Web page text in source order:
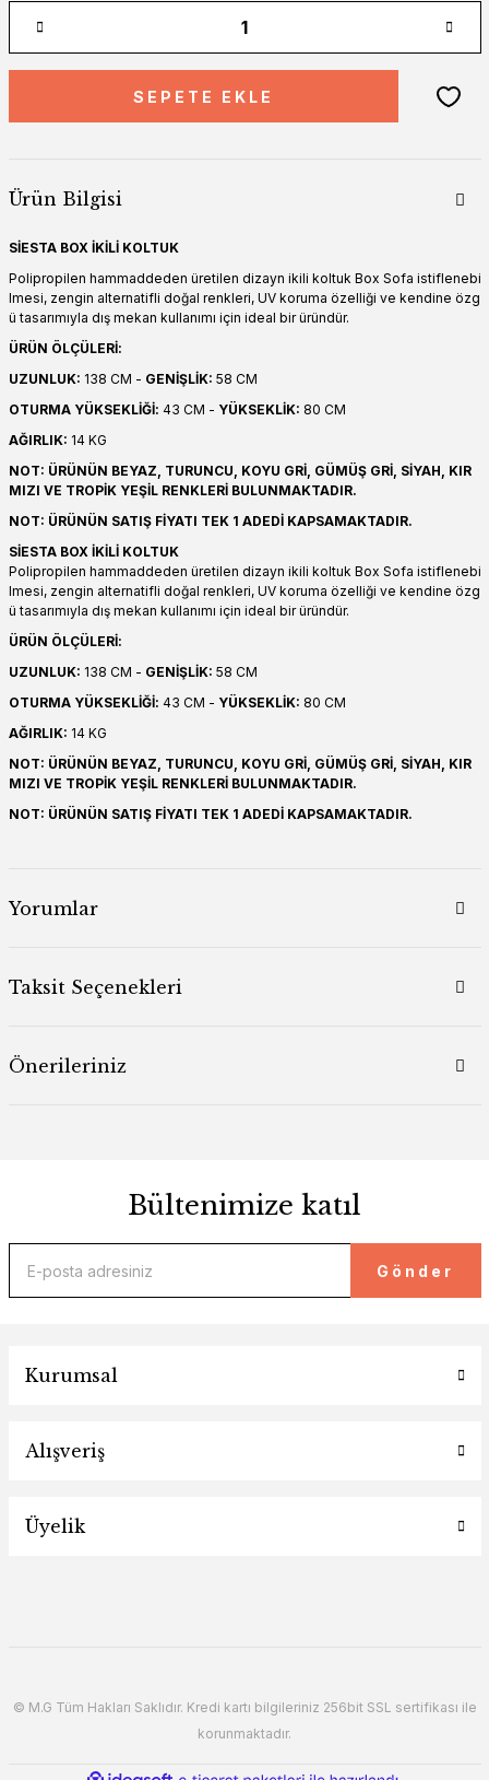
SEPETE EKLE
Ürün Bilgisi
SİESTA BOX İKİLİ KOLTUK
Polipropilen hammaddeden üretilen dizayn ikili koltuk Box Sofa istiflenebi
lmesi, zengin alternatifli doğal renkleri, UV koruma özelliği ve kendine özg
ü tasarımıyla dış mekan kullanımı için ideal bir üründür.
ÜRÜN ÖLÇÜLERİ:
UZUNLUK: 138 CM - GENİŞLİK: 58 CM
OTURMA YÜKSEKLİĞİ: 43 CM - YÜKSEKLİK: 80 CM
AĞIRLIK: 14 KG
NOT: ÜRÜNÜN BEYAZ, TURUNCU, KOYU GRİ, GÜMÜŞ GRİ, SİYAH, KIR
MIZI VE TROPİK YEŞİL RENKLERİ BULUNMAKTADIR.
NOT: ÜRÜNÜN SATIŞ FİYATI TEK 1 ADEDİ KAPSAMAKTADIR.
SİESTA BOX İKİLİ KOLTUK
Polipropilen hammaddeden üretilen dizayn ikili koltuk Box Sofa istiflenebi
lmesi, zengin alternatifli doğal renkleri, UV koruma özelliği ve kendine özg
ü tasarımıyla dış mekan kullanımı için ideal bir üründür.
ÜRÜN ÖLÇÜLERİ:
UZUNLUK: 138 CM - GENİŞLİK: 58 CM
OTURMA YÜKSEKLİĞİ: 43 CM - YÜKSEKLİK: 80 CM
AĞIRLIK: 14 KG
NOT: ÜRÜNÜN BEYAZ, TURUNCU, KOYU GRİ, GÜMÜŞ GRİ, SİYAH, KIR
MIZI VE TROPİK YEŞİL RENKLERİ BULUNMAKTADIR.
NOT: ÜRÜNÜN SATIŞ FİYATI TEK 1 ADEDİ KAPSAMAKTADIR.
Yorumlar
Taksit Seçenekleri
Önerileriniz
Bültenimize katıl
Gönder
Kurumsal
Alışveriş
Üyelik
© M.G Tüm Hakları Saklıdır. Kredi kartı bilgileriniz 256bit SSL sertifikası ile
korunmaktadır.